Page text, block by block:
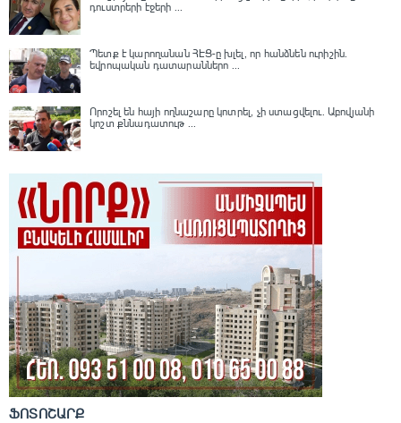
դուստրերի էջերի ...
Պետք է կարողանան ՀԷՑ-ը խլել, որ հանձնեն ուրիշին.
եվրոպական դատարաններո ...
Որոշել են հայի ողնաշարը կոտրել, չի ստացվելու․ Աբովյանի
կոշտ քննադատութ ...
ՖՈՏՈՇԱՐՔ